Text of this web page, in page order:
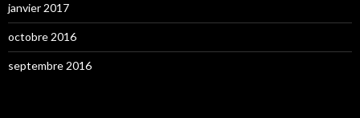
janvier 2017
octobre 2016
septembre 2016